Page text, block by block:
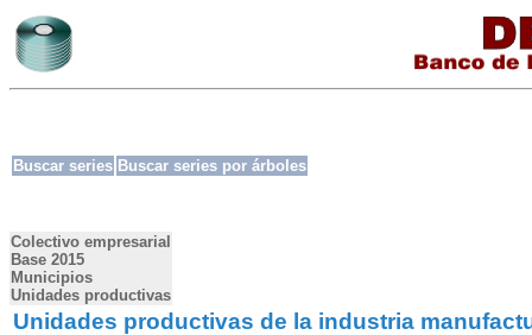
Buscar series Buscar series por árboles
Colectivo empresarial
Base 2015
Municipios
Unidades productivas
Unidades productivas de la industria